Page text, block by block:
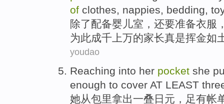
of clothes, nappies, bedding,
除了配备婴儿室 ，还要准备衣服
为此成千 上万的家长真是挥金如
youdao
Reaching into her pocket she
enough to cover AT LEAST
她从包里拿出一叠 日元 ， 足有帐